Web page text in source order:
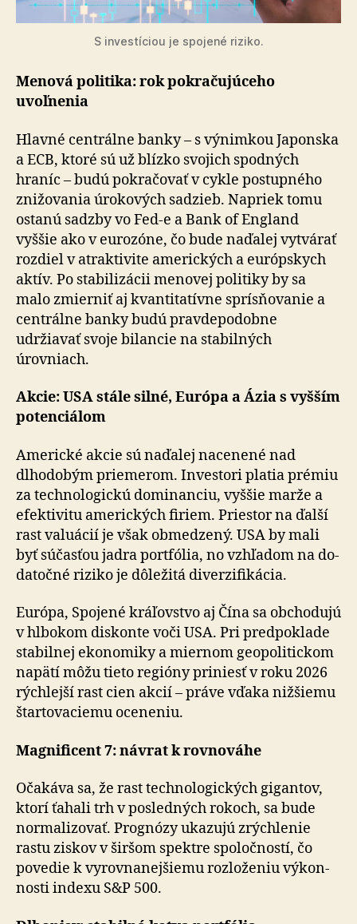
S investíciou je spojené riziko.
Menová politika: rok pokračujúceho
uvoľnenia
Hlavné centrálne banky – s výnimkou Japonska
a ECB, ktoré sú už blízko svojich spodných
hraníc – budú pokračovať v cykle postupného
znižovania úrokových sadzieb. Napriek tomu
ostanú sadzby vo Fed-e a Bank of England
vyššie ako v eurozóne, čo bude naďalej vytvárať
rozdiel v atraktivite amerických a európskych
aktív. Po stabilizácii menovej politiky by sa
malo zmierniť aj kvantitatívne sprísňovanie a
centrálne banky budú pravdepodobne
udržiavať svoje bilancie na stabilných
úrovniach.
Akcie: USA stále silné, Európa a Ázia s vyšším
potenciálom
Americké akcie sú naďalej nacenené nad
dlhodobým priemerom. Investori platia prémiu
za technologickú dominanciu, vyššie marže a
efektivitu amerických firiem. Priestor na ďalší
rast valuácií je však obmedzený. USA by mali
byť súčasťou jadra portfólia, no vzhľadom na do­
da­toč­né riziko je dôležitá diverzifikácia.
Európa, Spojené kráľovstvo aj Čína sa obchodujú
v hl­bo­kom diskonte voči USA. Pri predpoklade
stabilnej eko­no­mi­ky a miernom geopolitickom
napätí môžu tieto regióny priniesť v roku 2026
rýchlejší rast cien akcií – práve vďaka nižšiemu
štartovaciemu oceneniu.
Magnificent 7: návrat k rovnováhe
Očakáva sa, že rast technologických gigantov,
ktorí ťahali trh v posledných rokoch, sa bude
normalizovať. Prognózy ukazujú zrýchlenie
rastu ziskov v širšom spektre spo­loč­nos­tí, čo
povedie k vyrovnanejšiemu rozloženiu vý­kon­
nos­ti indexu S&P 500.